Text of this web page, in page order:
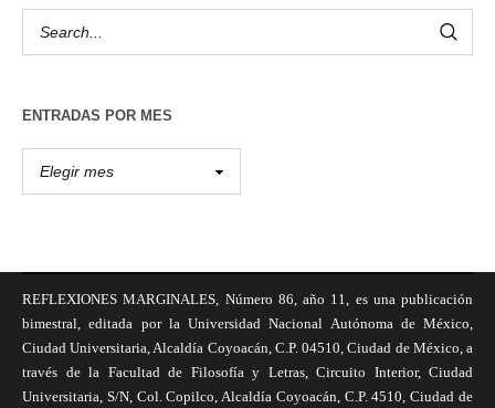
ENTRADAS POR MES
REFLEXIONES MARGINALES, Número 86, año 11, es una publicación
bimestral, editada por la Universidad Nacional Autónoma de México,
Ciudad Universitaria, Alcaldía Coyoacán, C.P. 04510, Ciudad de México, a
través de la Facultad de Filosofía y Letras, Circuito Interior, Ciudad
Universitaria, S/N, Col. Copilco, Alcaldía Coyoacán, C.P. 4510, Ciudad de